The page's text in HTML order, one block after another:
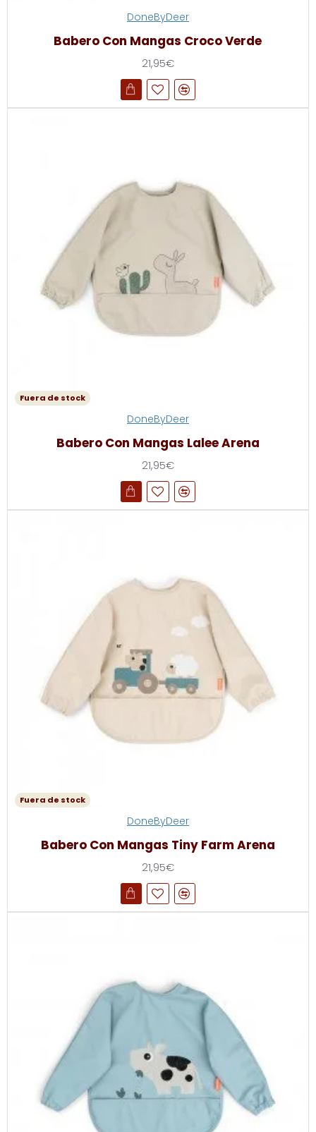
DoneByDeer
Babero Con Mangas Croco Verde
21,95€
Fuera de stock
DoneByDeer
Babero Con Mangas Lalee Arena
21,95€
Fuera de stock
DoneByDeer
Babero Con Mangas Tiny Farm Arena
21,95€